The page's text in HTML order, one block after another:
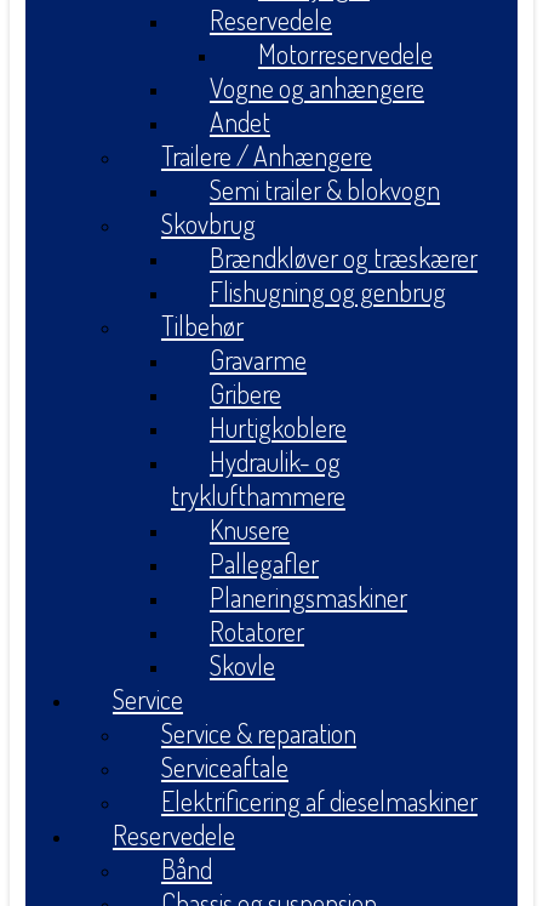
Reservedele
Motorreservedele
Vogne og anhængere
Andet
Trailere / Anhængere
Semi trailer & blokvogn
Skovbrug
Brændkløver og træskærer
Flishugning og genbrug
Tilbehør
Gravarme
Gribere
Hurtigkoblere
Hydraulik- og
tryklufthammere
Knusere
Pallegafler
Planeringsmaskiner
Rotatorer
Skovle
Service
Service & reparation
Serviceaftale
Elektrificering af dieselmaskiner
Reservedele
Bånd